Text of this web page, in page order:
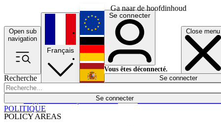
Ga naar de hoofdinhoud
Open sub
navigation
Close menu
Recherche
Se connecter
POLICY AREAS
Économie
Français
English
Deutsch
Español
Se connecter
Vous êtes déconnecté.
Se connecter
POLITIQUE